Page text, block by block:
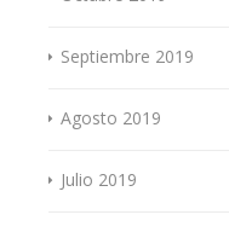
Septiembre 2019
Agosto 2019
Julio 2019